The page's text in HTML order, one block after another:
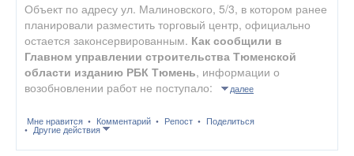
Объект по адресу ул. Малиновского, 5/3, в котором ранее
планировали разместить торговый центр, официально
остается законсервированным. Как сообщили в
Главном управлении строительства Тюменской
области изданию РБК Тюмень, информации о
возобновлении работ не поступало:
далее
Мне нравится Комментарий Репост Поделиться
Другие действия